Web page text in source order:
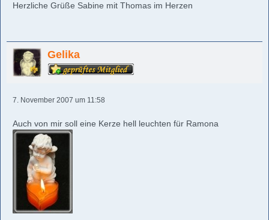
Herzliche Grüße Sabine mit Thomas im Herzen
Gelika
7. November 2007 um 11:58
Auch von mir soll eine Kerze hell leuchten für Ramona